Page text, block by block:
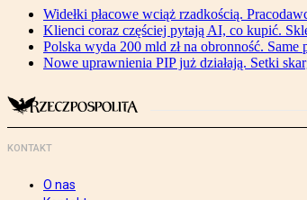
Widełki płacowe wciąż rzadkością.
Klienci coraz częściej pytają AI, co kupić.
Polska wyda 200 mld zł na obronność.
Nowe uprawnienia PIP już działają. Setki
KONTAKT
O nas